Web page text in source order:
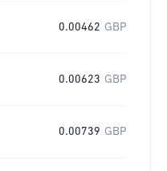
0.00462 GBP
0.00623 GBP
0.00739 GBP